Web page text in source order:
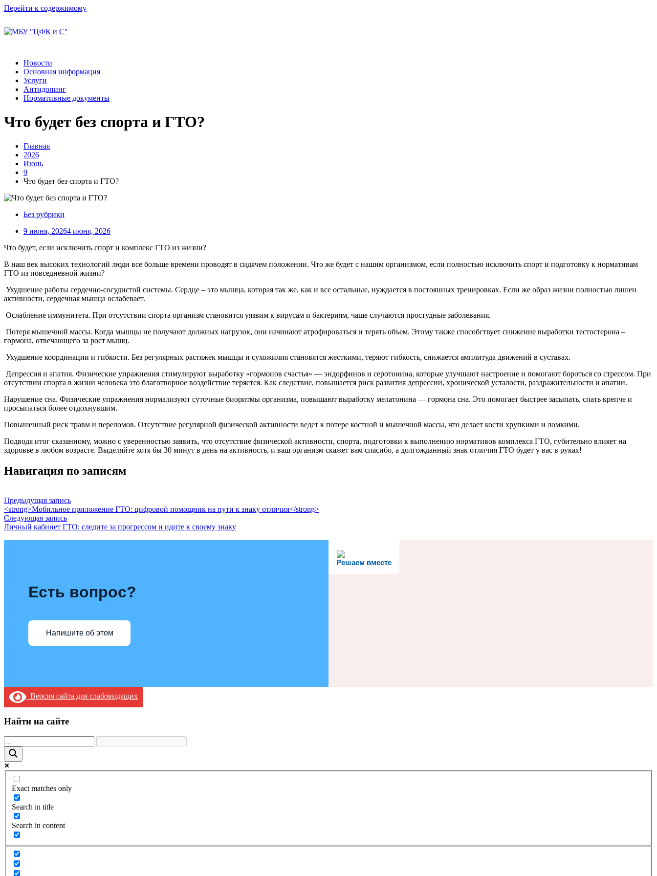
Перейти к содержимому
Новости
Основная информация
Услуги
Антидопинг
Нормативные документы
Что будет без спорта и ГТО?
Главная
2026
Июнь
9
Что будет без спорта и ГТО?
Без рубрики
9 июня, 20264 июня, 2026
Что будет, если исключить спорт и комплекс ГТО из жизни?
В наш век высоких технологий люди все больше времени проводят в сидячем положении. Что же будет с нашим организмом, если полностью исключить спорт и подготовку к нормативам
ГТО из повседневной жизни?
Ухудшение работы сердечно-сосудистой системы. Сердце – это мышца, которая так же, как и все остальные, нуждается в постоянных тренировках. Если же образ жизни полностью лишен
активности, сердечная мышца ослабевает.
Ослабление иммунитета. При отсутствии спорта организм становится уязвим к вирусам и бактериям, чаще случаются простудные заболевания.
Потеря мышечной массы. Когда мышцы не получают должных нагрузок, они начинают атрофироваться и терять объем. Этому также способствует снижение выработки тестостерона –
гормона, отвечающего за рост мышц.
Ухудшение координации и гибкости. Без регулярных растяжек мышцы и сухожилия становятся жесткими, теряют гибкость, снижается амплитуда движений в суставах.
Депрессия и апатия. Физические упражнения стимулируют выработку «гормонов счастья» — эндорфинов и серотонина, которые улучшают настроение и помогают бороться со стрессом. При
отсутствии спорта в жизни человека это благотворное воздействие теряется. Как следствие, повышается риск развития депрессии, хронической усталости, раздражительности и апатии.
Нарушение сна. Физические упражнения нормализуют суточные биоритмы организма, повышают выработку мелатонина — гормона сна. Это помогает быстрее засыпать, спать крепче и
просыпаться более отдохнувшим.
Повышенный риск травм и переломов. Отсутствие регулярной физической активности ведет к потере костной и мышечной массы, что делает кости хрупкими и ломкими.
Подводя итог сказанному, можно с уверенностью заявить, что отсутствие физической активности, спорта, подготовки к выполнению нормативов комплекса ГТО, губительно влияет на
здоровье в любом возрасте. Выделяйте хотя бы 30 минут в день на активность, и ваш организм скажет вам спасибо, а долгожданный знак отличия ГТО будет у вас в руках!
Навигация по записям
Предыдущая запись
<strong>Мобильное приложение ГТО: цифровой помощник на пути к знаку отличия</strong>
Следующая запись
Личный кабинет ГТО: следите за прогрессом и идите к своему знаку
Решаем вместе
Есть вопрос?
Напишите об этом
Версия сайта для слабовидящих
Найти на сайте
Exact matches only
Search in title
Search in content